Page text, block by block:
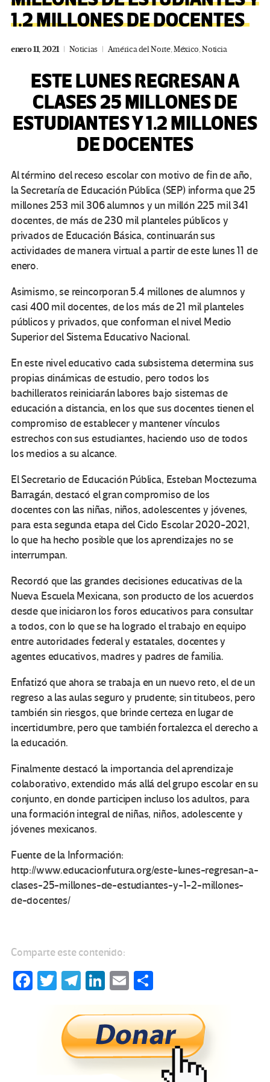
1.2 MILLONES DE DOCENTES
enero 11, 2021 Noticias América del Norte,México,Noticia
ESTE LUNES REGRESAN A
CLASES 25 MILLONES DE
ESTUDIANTES Y 1.2 MILLONES
DE DOCENTES
Al término del receso escolar con motivo de fin de año,
la Secretaría de Educación Pública (SEP) informa que 25
millones 253 mil 306 alumnos y un millón 225 mil 341
docentes, de más de 230 mil planteles públicos y
privados de Educación Básica, continuarán sus
actividades de manera virtual a partir de este lunes 11 de
enero.
Asimismo, se reincorporan 5.4 millones de alumnos y
casi 400 mil docentes, de los más de 21 mil planteles
públicos y privados, que conforman el nivel Medio
Superior del Sistema Educativo Nacional.
En este nivel educativo cada subsistema determina sus
propias dinámicas de estudio, pero todos los
bachilleratos reiniciarán labores bajo sistemas de
educación a distancia, en los que sus docentes tienen el
compromiso de establecer y mantener vínculos
estrechos con sus estudiantes, haciendo uso de todos
los medios a su alcance.
El Secretario de Educación Pública, Esteban Moctezuma
Barragán, destacó el gran compromiso de los
docentescon las niñas, niños, adolescentes y jóvenes,
paraesta segunda etapa del Ciclo Escolar 2020-2021,
lo que ha hecho posible que los aprendizajes no se
interrumpan.
Recordó que las grandes decisiones educativas de la
Nueva Escuela Mexicana, son producto de los acuerdos
desde que iniciaron los foros educativos para consultar
a todos, con lo que se ha logrado el trabajo en equipo
entre autoridades federal y estatales, docentes y
agentes educativos, madres y padres de familia.
Enfatizó que ahora se trabaja en un nuevo reto, el de un
regreso a las aulas seguro y prudente; sin titubeos, pero
también sin riesgos, que brinde certeza en lugar de
incertidumbre, pero que también fortalezca el derecho a
la educación.
Finalmente destacó la importancia del aprendizaje
colaborativo, extendido más allá del grupo escolar en su
conjunto, en donde participen incluso los adultos, para
una formación integral de niñas, niños, adolescente y
jóvenes mexicanos.
Fuente de la Información:
http://www.educacionfutura.org/este-lunes-regresan-a-
clases-25-millones-de-estudiantes-y-1-2-millones-
de-docentes/
Comparte este contenido:
Fa T
tt
er
Te
gr
a
m
Li
ke
dI
n
E
ail m
p
ar
tir